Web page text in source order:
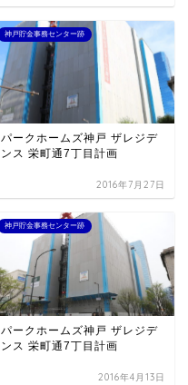
神戸貯金事務センター跡
パークホームズ神戸 ザレジデ
ンス 栄町通7丁目計画
2016年7月27日
神戸貯金事務センター跡
パークホームズ神戸 ザレジデ
ンス 栄町通7丁目計画
2016年4月13日